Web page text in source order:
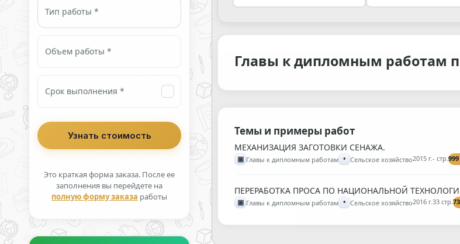
Главы к дипломным работам
Темы и примеры работ
МЕХАНИЗАЦИЯ ЗАГОТОВКИ СЕНАЖА.
▣ Главы к дипломным работам • Сельское хозяйство2015 г.- стр.
ПЕРЕРАБОТКА ПРОСА ПО НАЦИОНАЛЬНОЙ
▣ Главы к дипломным работам • Сельское хозяйство2016 г.33 стр.
Тип работы *
Объем работы *
Срок выполнения *
Это краткая форма заказа. После ее
заполнения вы перейдете на
полную форму заказа работы